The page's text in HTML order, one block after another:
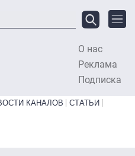
О нас
Реклама
Подписка
КАНАЛОВ
СТАТЬИ